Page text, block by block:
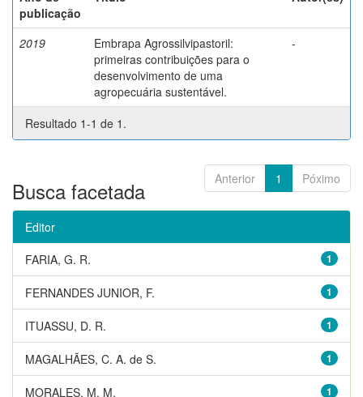
publicação
2019
Embrapa Agrossilvipastoril:
primeiras contribuições para o
desenvolvimento de uma
agropecuária sustentável.
-
Resultado 1-1 de 1.
Anterior 1 Póximo
Busca facetada
Editor
1
FARIA, G. R.
1
FERNANDES JUNIOR, F.
1
ITUASSU, D. R.
1
MAGALHÃES, C. A. de S.
1
MORALES, M. M.